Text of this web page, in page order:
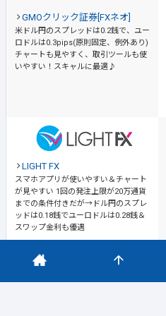
GMOクリック証券[FXネオ]
米ドル円のスプレッドは0.2銭で、ユー
ロドルは0.3pips(原則固定、例外あり)
チャートも見やすく、取引ツールも使
いやすい！スキャルに最適♪
LIGHT FX
スマホアプリが使いやすい＆チャート
が見やすい 1回の発注上限が20万通貨
までの条件付きだが→ドル円のスプレ
ッドは0.18銭でユーロドルは0.28銭＆
スワップ金利も優遇